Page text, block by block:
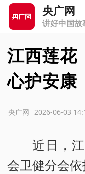
央广网
讲好中国故
江西莲花
心护安康
2026-06-03
央广网
近日，
会卫健分会依